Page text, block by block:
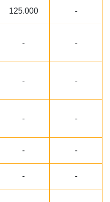
125.000 -
- -
- -
- -
- -
- -